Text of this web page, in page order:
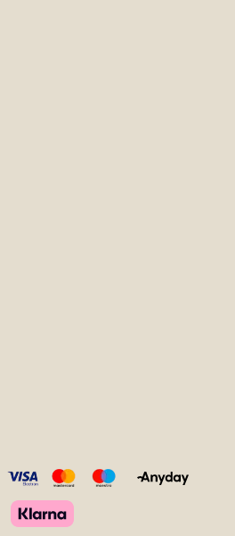
af lagner 180x200
til produktet?